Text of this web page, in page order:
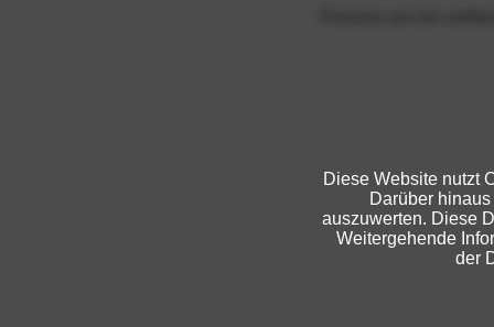
Diese Website nutzt
Darüber
auszuwerten. Diese
Weitergehende
der